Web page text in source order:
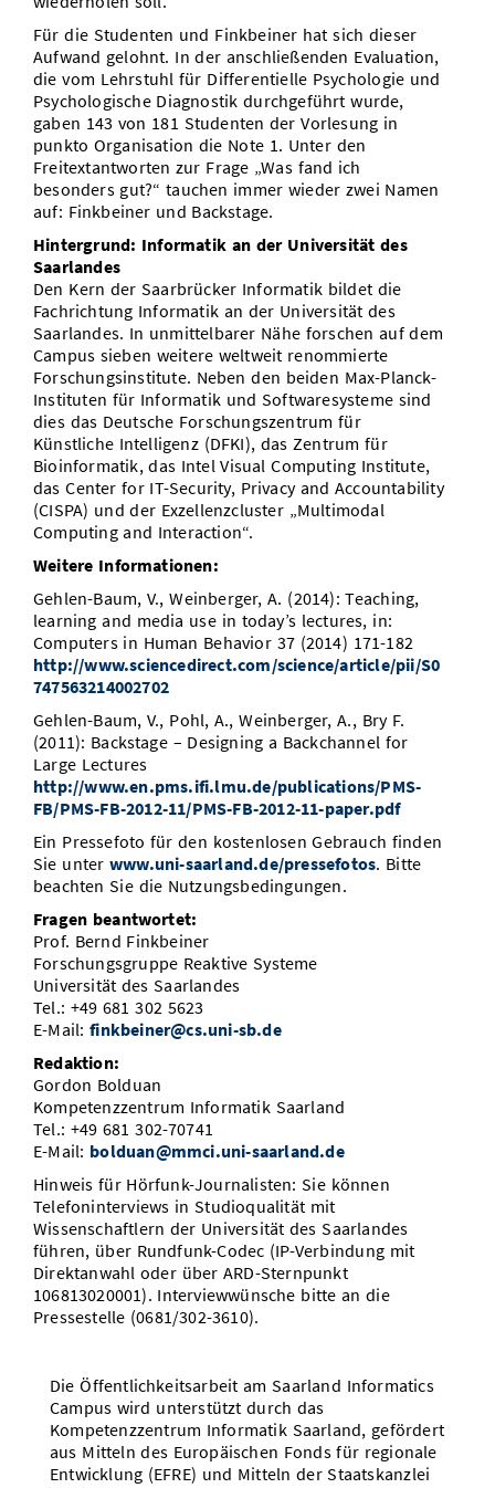
Für die Studenten und Finkbeiner hat sich dieser
Aufwand gelohnt. In der anschließenden Evaluation,
die vom Lehrstuhl für Differentielle Psychologie und
Psychologische Diagnostik durchgeführt wurde,
gaben 143 von 181 Studenten der Vorlesung in
punkto Organisation die Note 1. Unter den
Freitextantworten zur Frage „Was fand ich
besonders gut?“ tauchen immer wieder zwei Namen
auf: Finkbeiner und Backstage.
Hintergrund: Informatik an der Universität des
Saarlandes
Den Kern der Saarbrücker Informatik bildet die
Fachrichtung Informatik an der Universität des
Saarlandes. In unmittelbarer Nähe forschen auf dem
Campus sieben weitere weltweit renommierte
Forschungsinstitute. Neben den beiden Max-Planck-
Instituten für Informatik und Softwaresysteme sind
dies das Deutsche Forschungszentrum für
Künstliche Intelligenz (DFKI), das Zentrum für
Bioinformatik, das Intel Visual Computing Institute,
das Center for IT-Security, Privacy and Accountability
(CISPA) und der Exzellenzcluster „Multimodal
Computing and Interaction“.
Weitere Informationen:
Gehlen-Baum, V., Weinberger, A. (2014): Teaching,
learning and media use in today’s lectures, in:
Computers in Human Behavior 37 (2014) 171-182
http://www.sciencedirect.com/science/article/pii/S0
747563214002702
Gehlen-Baum, V., Pohl, A., Weinberger, A., Bry F.
(2011): Backstage – Designing a Backchannel for
Large Lectures
http://www.en.pms.ifi.lmu.de/publications/PMS-
FB/PMS-FB-2012-11/PMS-FB-2012-11-paper.pdf
Ein Pressefoto für den kostenlosen Gebrauch finden
Sie unter www.uni-saarland.de/pressefotos. Bitte
beachten Sie die Nutzungsbedingungen.
Fragen beantwortet:
Prof. Bernd Finkbeiner
Forschungsgruppe Reaktive Systeme
Universität des Saarlandes
Tel.: +49 681 302 5623
E-Mail:finkbeiner@cs.uni-sb.de
Redaktion:
Gordon Bolduan
Kompetenzzentrum Informatik Saarland
Tel.: +49 681 302-70741
E-Mail: bolduan@mmci.uni-saarland.de
Hinweis für Hörfunk-Journalisten: Sie können
Telefoninterviews in Studioqualität mit
Wissenschaftlern der Universität des Saarlandes
führen, über Rundfunk-Codec (IP-Verbindung mit
Direktanwahl oder über ARD-Sternpunkt
106813020001). Interviewwünsche bitte an die
Pressestelle (0681/302-3610).
Die Öffentlichkeitsarbeit am Saarland Informatics
Campus wird unterstützt durch das
Kompetenzzentrum Informatik Saarland, gefördert
aus Mitteln des Europäischen Fonds für regionale
Entwicklung (EFRE) und Mitteln der Staatskanzlei